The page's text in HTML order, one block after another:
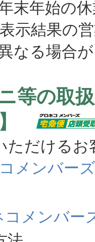
末年始の
示結果の
る場合が
等の取
】
だけるお
メンバーズ
コメンバー